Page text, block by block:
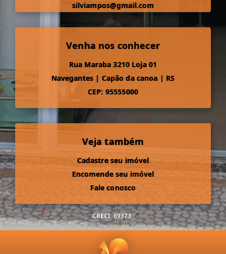
silviampos@gmail.com
Venha nos conhecer
Rua Maraba 3210 Loja 01
Navegantes | Capão da canoa | RS
CEP: 95555000
Veja também
Cadastre seu imóvel
Encomende seu imóvel
Fale conosco
CRECI 69373